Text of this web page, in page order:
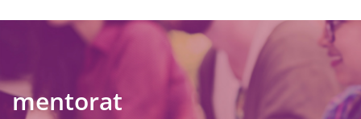
mentorat